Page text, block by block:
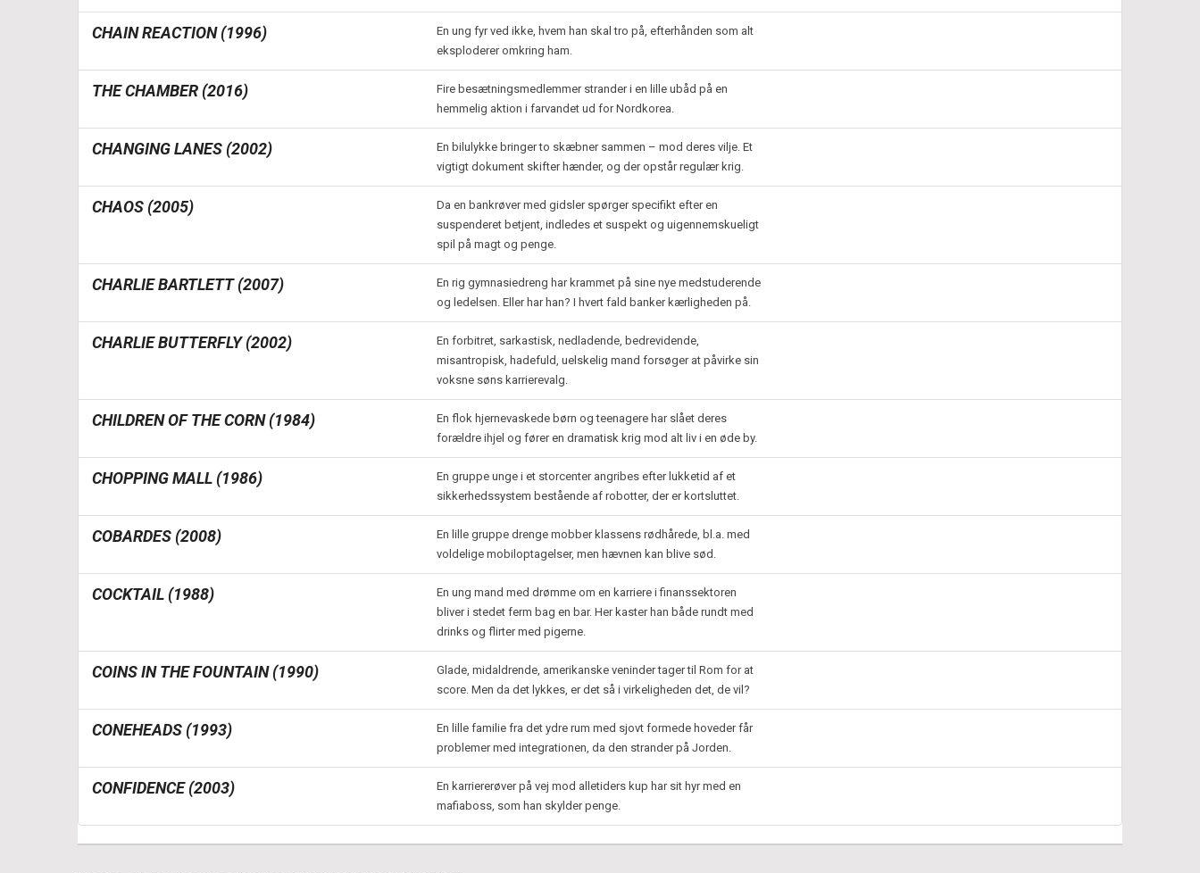
CHAIN REACTION (1996)
En ung fyr ved ikke, hvem han skal tro på, efterhånden som alt
eksploderer omkring ham.
THE CHAMBER (2016)
Fire besætningsmedlemmer strander i en lille ubåd på en
hemmelig aktion i farvandet ud for Nordkorea.
CHANGING LANES (2002)
En bilulykke bringer to skæbner sammen – mod deres vilje. Et
vigtigt dokument skifter hænder, og der opstår regulær krig.
CHAOS (2005)
Da en bankrøver med gidsler spørger specifikt efter en
suspenderet betjent, indledes et suspekt og uigennemskueligt
spil på magt og penge.
CHARLIE BARTLETT (2007)
En rig gymnasiedreng har krammet på sine nye medstuderende
og ledelsen. Eller har han? I hvert fald banker kærligheden på.
CHARLIE BUTTERFLY (2002)
En forbitret, sarkastisk, nedladende, bedrevidende,
misantropisk, hadefuld, uelskelig mand forsøger at påvirke sin
voksne søns karrierevalg.
CHILDREN OF THE CORN (1984)
En flok hjernevaskede børn og teenagere har slået deres
forældre ihjel og fører en dramatisk krig mod alt liv i en øde by.
CHOPPING MALL (1986)
En gruppe unge i et storcenter angribes efter lukketid af et
sikkerhedssystem bestående af robotter, der er kortsluttet.
COBARDES (2008)
En lille gruppe drenge mobber klassens rødhårede, bl.a. med
voldelige mobiloptagelser, men hævnen kan blive sød.
COCKTAIL (1988)
En ung mand med drømme om en karriere i finanssektoren
bliver i stedet ferm bag en bar. Her kaster han både rundt med
drinks og flirter med pigerne.
COINS IN THE FOUNTAIN (1990)
Glade, midaldrende, amerikanske veninder tager til Rom for at
score. Men da det lykkes, er det så i virkeligheden det, de vil?
CONEHEADS (1993)
En lille familie fra det ydre rum med sjovt formede hoveder får
problemer med integrationen, da den strander på Jorden.
CONFIDENCE (2003)
En karriererøver på vej mod alletiders kup har sit hyr med en
mafiaboss, som han skylder penge.